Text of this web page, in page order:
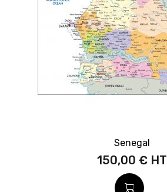
Senegal
150,00 €